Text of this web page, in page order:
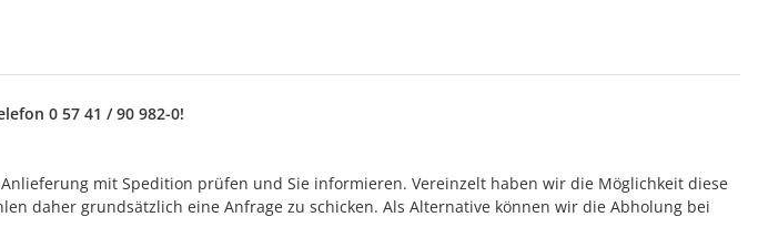
0 57 41 / 90 982-0!
mit Spedition prüfen und Sie informieren. Vereinzelt haben wir die Möglichkeit diese
daher grundsätzlich eine Anfrage zu schicken. Als Alternative können wir die Abholung bei